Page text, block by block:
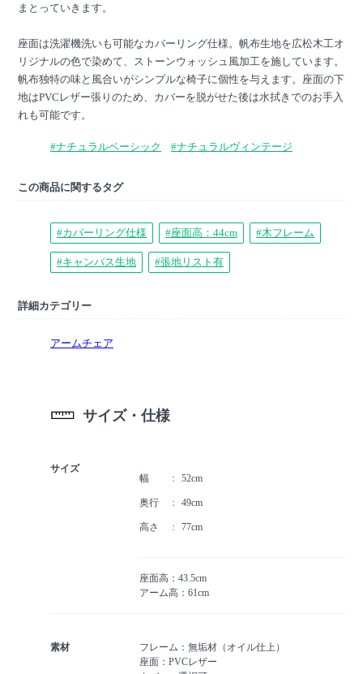
まとっていきます。
座面は洗濯機洗いも可能なカバーリング仕様。帆布生地を広松木工オ
リジナルの色で染めて、ストーンウォッシュ風加工を施しています。
帆布独特の味と風合いがシンプルな椅子に個性を与えます。座面の下
地はPVCレザー張りのため、カバーを脱がせた後は水拭きでのお手入
れも可能です。
#ナチュラルベーシック #ナチュラルヴィンテージ
この商品に関するタグ
#カバーリング仕様 #座面高：44cm #木フレーム
#キャンバス生地 #張地リスト有
詳細カテゴリー
アームチェア
サイズ・仕様
サイズ
幅
52cm
奥行 49cm
高さ 77cm
座面高：43.5cm
アーム高：61cm
素材
フレーム：無垢材（オイル仕上）
座面：PVCレザー